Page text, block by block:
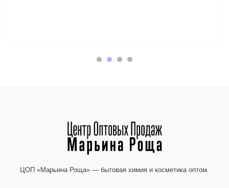
ЦОП «Марьина Роща» — бытовая химия и косметика оптом.